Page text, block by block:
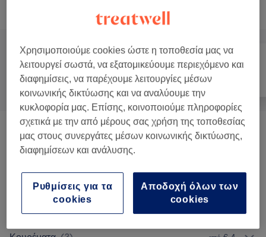
Αναζήτηση υπηρεσιών
Όλα Μαλλιά
Κούρεμα Παιδικό (4) από € 20
2
από € 5
Χρησιμοποιούμε cookies ώστε η τοποθεσία μας να
λειτουργεί σωστά, να εξατομικεύουμε περιεχόμενο και
διαφημίσεις, να παρέχουμε λειτουργίες μέσων
κοινωνικής δικτύωσης και να αναλύουμε την
κυκλοφορία μας. Επίσης, κοινοποιούμε πληροφορίες
σχετικά με την από μέρους σας χρήση της τοποθεσίας
μας στους συνεργάτες μέσων κοινωνικής δικτύωσης,
διαφημίσεων και ανάλυσης.
Αποδοχή όλων των
cookies
Ρυθμίσεις για τα
cookies